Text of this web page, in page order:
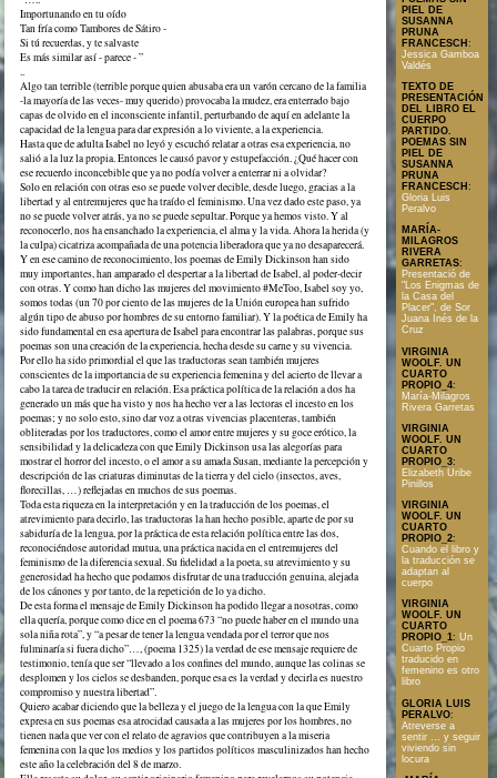
Importunando en tu oído
Tan fría como Tambores de Sátiro -
Si tú recuerdas, y te salvaste
Es más similar así - parece - ”
..
Algo tan terrible (terrible porque quien abusaba era un varón cercano de la familia
-la mayoría de las veces- muy querido) provocaba la mudez, era enterrado bajo
capas de olvido en el inconsciente infantil, perturbando de aquí en adelante la
capacidad de la lengua para dar expresión a lo viviente, a la experiencia.
Hasta que de adulta Isabel no leyó y escuchó relatar a otras esa experiencia, no
salió a la luz la propia. Entonces le causó pavor y estupefacción. ¿Qué hacer con
ese recuerdo inconcebible que ya no podía volver a enterrar ni a olvidar?
Solo en relación con otras eso se puede volver decible, desde luego, gracias a la
libertad y al entremujeres que ha traído el feminismo. Una vez dado este paso, ya
no se puede volver atrás, ya no se puede sepultar. Porque ya hemos visto. Y al
reconocerlo, nos ha ensanchado la experiencia, el alma y la vida. Ahora la herida (y
la culpa) cicatriza acompañada de una potencia liberadora que ya no desaparecerá.
Y en ese camino de reconocimiento, los poemas de Emily Dickinson han sido
muy importantes, han amparado el despertar a la libertad de Isabel, al poder-decir
con otras. Y como han dicho las mujeres del movimiento #MeToo, Isabel soy yo,
somos todas (un 70 por ciento de las mujeres de la Unión europea han sufrido
algún tipo de abuso por hombres de su entorno familiar). Y la poética de Emily ha
sido fundamental en esa apertura de Isabel para encontrar las palabras, porque sus
poemas son una creación de la experiencia, hecha desde su carne y su vivencia.
Por ello ha sido primordial el que las traductoras sean también mujeres
conscientes de la importancia de su experiencia femenina y del acierto de llevar a
cabo la tarea de traducir en relación. Esa práctica política de la relación a dos ha
generado un más que ha visto y nos ha hecho ver a las lectoras el incesto en los
poemas; y no solo esto, sino dar voz a otras vivencias placenteras, también
obliteradas por los traductores, como el amor entre mujeres y su goce erótico, la
sensibilidad y la delicadeza con que Emily Dickinson usa las alegorías para
mostrar el horror del incesto, o el amor a su amada Susan, mediante la percepción y
descripción de las criaturas diminutas de la tierra y del cielo (insectos, aves,
florecillas, …) reflejadas en muchos de sus poemas.
Toda esta riqueza en la interpretación y en la traducción de los poemas, el
atrevimiento para decirlo, las traductoras la han hecho posible, aparte de por su
sabiduría de la lengua, por la práctica de esta relación política entre las dos,
reconociéndose autoridad mutua, una práctica nacida en el entremujeres del
feminismo de la diferencia sexual. Su fidelidad a la poeta, su atrevimiento y su
generosidad ha hecho que podamos disfrutar de una traducción genuina, alejada
de los cánones y por tanto, de la repetición de lo ya dicho.
De esta forma el mensaje de Emily Dickinson ha podido llegar a nosotras, como
ella quería, porque como dice en el poema 673 “no puede haber en el mundo una
sola niña rota”, y “a pesar de tener la lengua vendada por el terror que nos
fulminaría si fuera dicho”…, (poema 1325) la verdad de ese mensaje requiere de
testimonio, tenía que ser “llevado a los confines del mundo, aunque las colinas se
desplomen y los cielos se desbanden, porque esa es la verdad y decirla es nuestro
compromiso y nuestra libertad”.
Quiero acabar diciendo que la belleza y el juego de la lengua con la que Emily
expresa en sus poemas esa atrocidad causada a las mujeres por los hombres, no
tienen nada que ver con el relato de agravios que contribuyen a la miseria
femenina con la que los medios y los partidos políticos masculinizados han hecho
este año la celebración del 8 de marzo.
PIEL DE
SUSANNA
PRUNA
FRANCESCH :
Jessica Gamboa
Valdés
TEXTO DE
PRESENTACIÓN
DEL LIBRO EL
CUERPO
PARTIDO.
POEMAS SIN
PIEL DE
SUSANNA
PRUNA
FRANCESCH :
Gloria Luis
Peralvo
MARÍA-
MILAGROS
RIVERA
GARRETAS:
Presentació de
"Los Enigmas de
la Casa del
Placer", de Sor
Juana Inés de la
Cruz
VIRGINIA
WOOLF. UN
CUARTO
PROPIO_4:
María-Milagros
Rivera Garretas
VIRGINIA
WOOLF. UN
CUARTO
PROPIO_3:
Elizabeth Uribe
Pinillos
VIRGINIA
WOOLF. UN
CUARTO
PROPIO_2:
Cuando el libro y
la traducción se
adaptan al
cuerpo
VIRGINIA
WOOLF. UN
CUARTO
PROPIO_1: Un
Cuarto Propio
traducido en
femenino es otro
libro
GLORIA LUIS
PERALVO:
Atreverse a
sentir … y seguir
viviendo sin
locura